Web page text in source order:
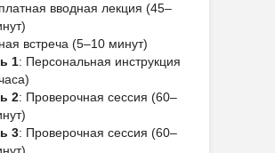
вводная лекция (45–
встреча (5–10 минут)
1: Персональная инструкция
2: Проверочная сессия (60–
3: Проверочная сессия (60–